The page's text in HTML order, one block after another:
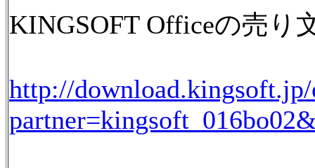
KINGSOFT Officeの売り
http://